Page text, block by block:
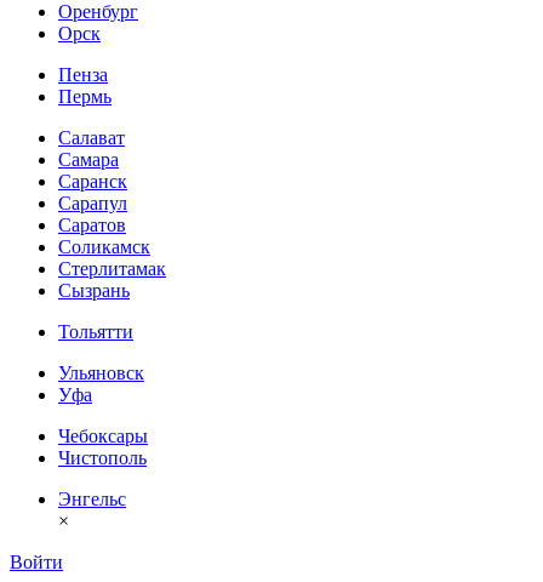
Оренбург
Орск
Пенза
Пермь
Салават
Самара
Саранск
Сарапул
Саратов
Соликамск
Стерлитамак
Сызрань
Тольятти
Ульяновск
Уфа
Чебоксары
Чистополь
Энгельс
×
Войти